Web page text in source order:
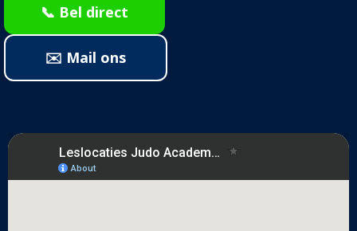
📞 Bel direct
✉️ Mail ons